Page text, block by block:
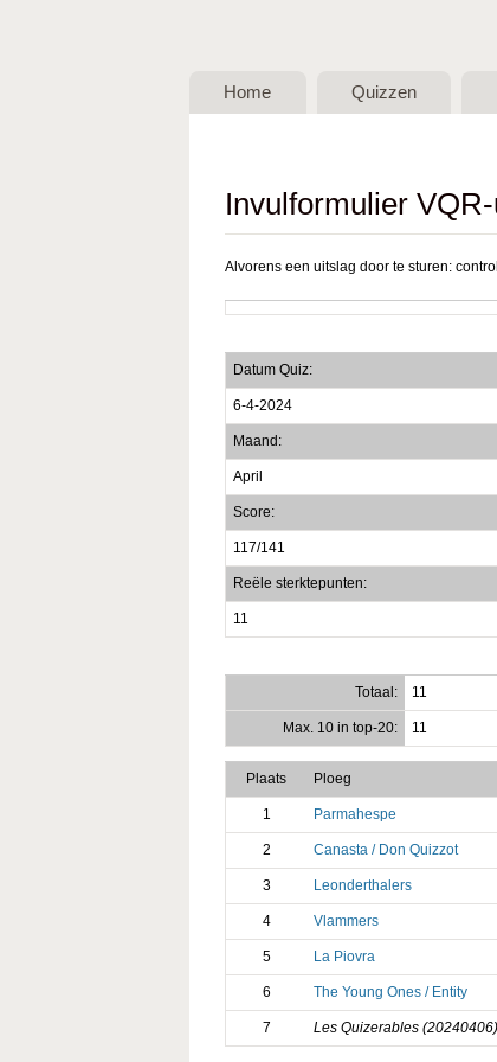
Belgische
vzw
Home Quizzen
Invulformulier
Alvorens een uitslag door te sturen:
Datum Quiz:
6-4-2024
Maand:
April
Score:
117/141
Reële sterktepunten:
11
Totaal:
11
Max. 10 in top-20: 11
Plaats Ploeg
1 Parmahespe
2 Canasta / Don Quizzot
3 Leonderthalers
4 Vlammers
5 La Piovra
6 The Young Ones / Entity
7 Les Quizerables (20240406)